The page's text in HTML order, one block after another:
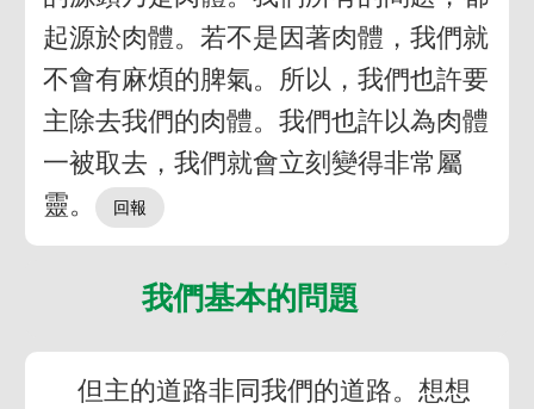
起源於肉體。若不是因著肉體，我們就
不會有麻煩的脾氣。所以，我們也許要
主除去我們的肉體。我們也許以為肉體
一被取去，我們就會立刻變得非常屬
靈。
我們基本的問題
但主的道路非同我們的道路。想想